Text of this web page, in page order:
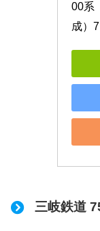
00系
成）
三岐鉄道